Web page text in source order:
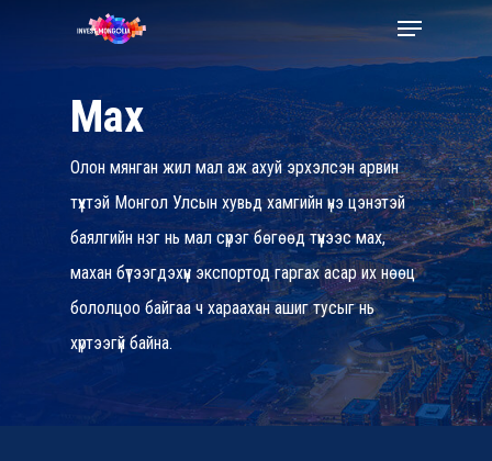
Мах
Олон мянган жил мал аж ахуй эрхэлсэн арвин
түүхтэй Монгол Улсын хувьд хамгийн үнэ цэнэтэй
баялгийн нэг нь мал сүрэг бөгөөд түүнээс мах,
махан бүтээгдэхүүн экспортод гаргах асар их нөөц
бололцоо байгаа ч хараахан ашиг тусыг нь
хүртээгүй байна.